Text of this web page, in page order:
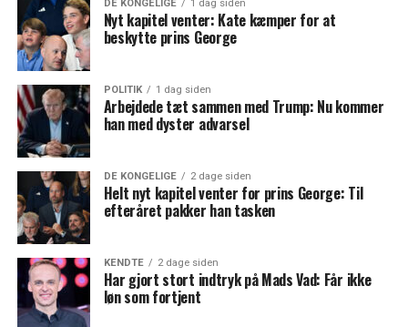
DE KONGELIGE 1 dag siden
Nyt kapitel venter: Kate kæmper for at
beskytte prins George
POLITIK 1 dag siden
Arbejdede tæt sammen med Trump: Nu kommer
han med dyster advarsel
DE KONGELIGE 2 dage siden
Helt nyt kapitel venter for prins George: Til
efteråret pakker han tasken
KENDTE 2 dage siden
Har gjort stort indtryk på Mads Vad: Får ikke
løn som fortjent